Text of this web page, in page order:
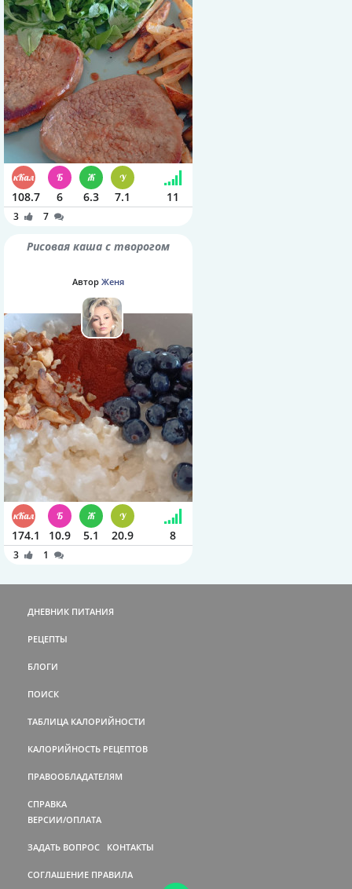
108.7 6 6.3 7.1 11
3 7
Рисовая каша с творогом
Автор Женя
174.1 10.9 5.1 20.9 8
3 1
ДНЕВНИК ПИТАНИЯ
РЕЦЕПТЫ
БЛОГИ
ПОИСК
ТАБЛИЦА КАЛОРИЙНОСТИ
КАЛОРИЙНОСТЬ РЕЦЕПТОВ
ПРАВООБЛАДАТЕЛЯМ
СПРАВКА
ВЕРСИИ/ОПЛАТА
ЗАДАТЬ ВОПРОС КОНТАКТЫ
СОГЛАШЕНИЕ ПРАВИЛА